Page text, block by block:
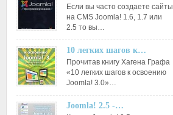
Если вы часто создаете сайты
на CMS Joomla! 1.6, 1.7 или
2.5 то вы…
10 легких шагов к…
Прочитав книгу Хагена Графа
«10 легких шагов к освоению
Joomla! 3.0»…
Joomla! 2.5 -…